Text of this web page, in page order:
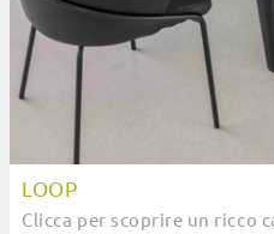
LOOP
Clicca per scoprire un ricco